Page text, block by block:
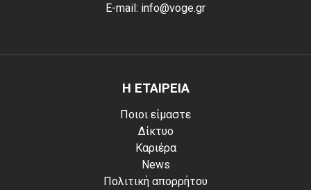
E-mail: info@voge.gr
Η ΕΤΑΙΡΕΙΑ
Ποιοι είμαστε
Δίκτυο
Καριέρα
News
Πολιτική απορρήτου